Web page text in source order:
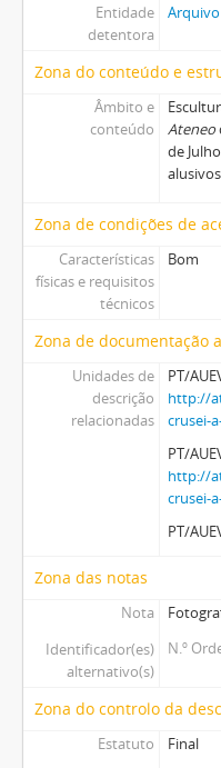
Entidade
detentora
Zona do conteúdo e
Âmbito e
conteúdo
Ateneo
de
Zona de condições de
Características
físicas e requisitos
técnicos
Bom
Zona de documentação
Unidades de
descrição
relacionadas
PT/
http://
crusei-
PT/
http://
crusei-
PT/
Zona das notas
Nota
Identificador(es)
alternativo(s)
N.º
Zona do controlo da
Estatuto
Final